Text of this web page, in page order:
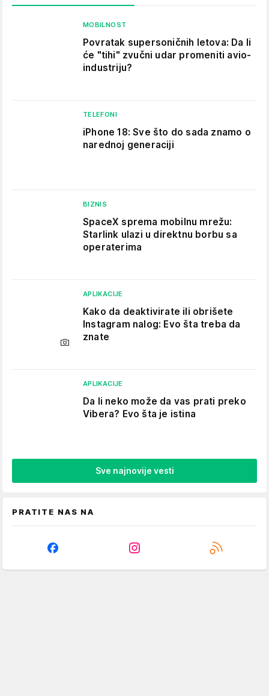
MOBILNOST
Povratak supersoničnih letova: Da li
će "tihi" zvučni udar promeniti avio-
industriju?
TELEFONI
iPhone 18: Sve što do sada znamo o
narednoj generaciji
BIZNIS
SpaceX sprema mobilnu mrežu:
Starlink ulazi u direktnu borbu sa
operaterima
APLIKACIJE
Kako da deaktivirate ili obrišete
Instagram nalog: Evo šta treba da
znate
APLIKACIJE
Da li neko može da vas prati preko
Vibera? Evo šta je istina
Sve najnovije vesti
PRATITE NAS NA